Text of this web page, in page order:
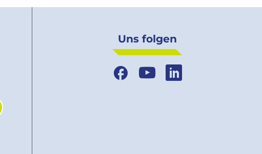
Uns folgen